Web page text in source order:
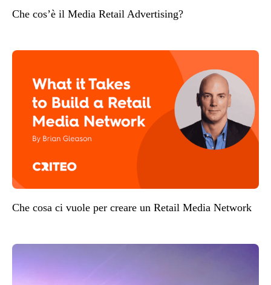
Che cos’è il Media Retail Advertising?
Che cosa ci vuole per creare un Retail Media Network